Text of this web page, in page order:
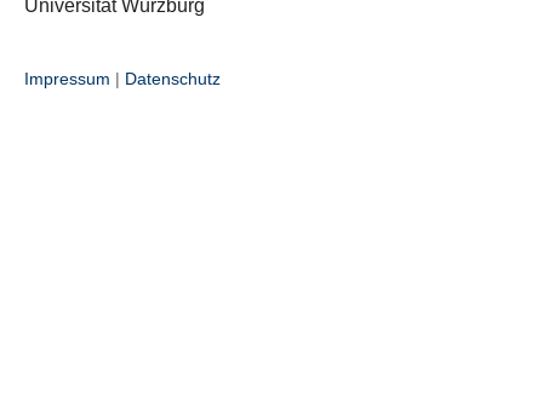
Universität Würzburg
Impressum | Datenschutz